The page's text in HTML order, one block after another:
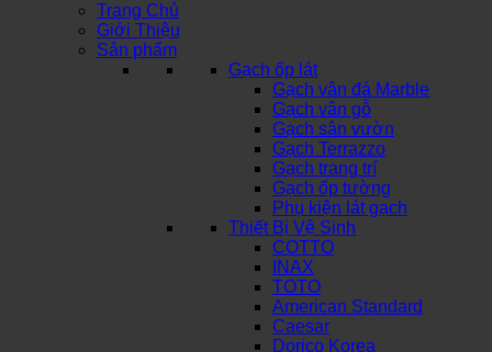
Trang Chủ
Giới Thiệu
Sản phẩm
Gạch ốp lát
Gạch vân đá Marble
Gạch vân gỗ
Gạch sân vườn
Gạch Terrazzo
Gạch trang trí
Gạch ốp tường
Phụ kiện lát gạch
Thiết Bị Vệ Sinh
COTTO
INAX
TOTO
American Standard
Caesar
Dorico Korea